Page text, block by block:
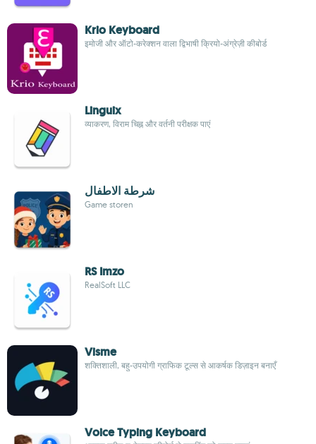
Krio Keyboard
इमोजी और ऑटो-करेक्शन वाला द्विभाषी क्रियो-अंग्रेज़ी कीबोर्ड
Linguix
व्याकरण, विराम चिह्न और वर्तनी परीक्षक पाएं
شرطة الاطفال
Game storen
RS Imzo
RealSoft LLC
Visme
शक्तिशाली, बहु-उपयोगी ग्राफिक टूल्स से आकर्षक डिज़ाइन बनाएँ
Voice Typing Keyboard